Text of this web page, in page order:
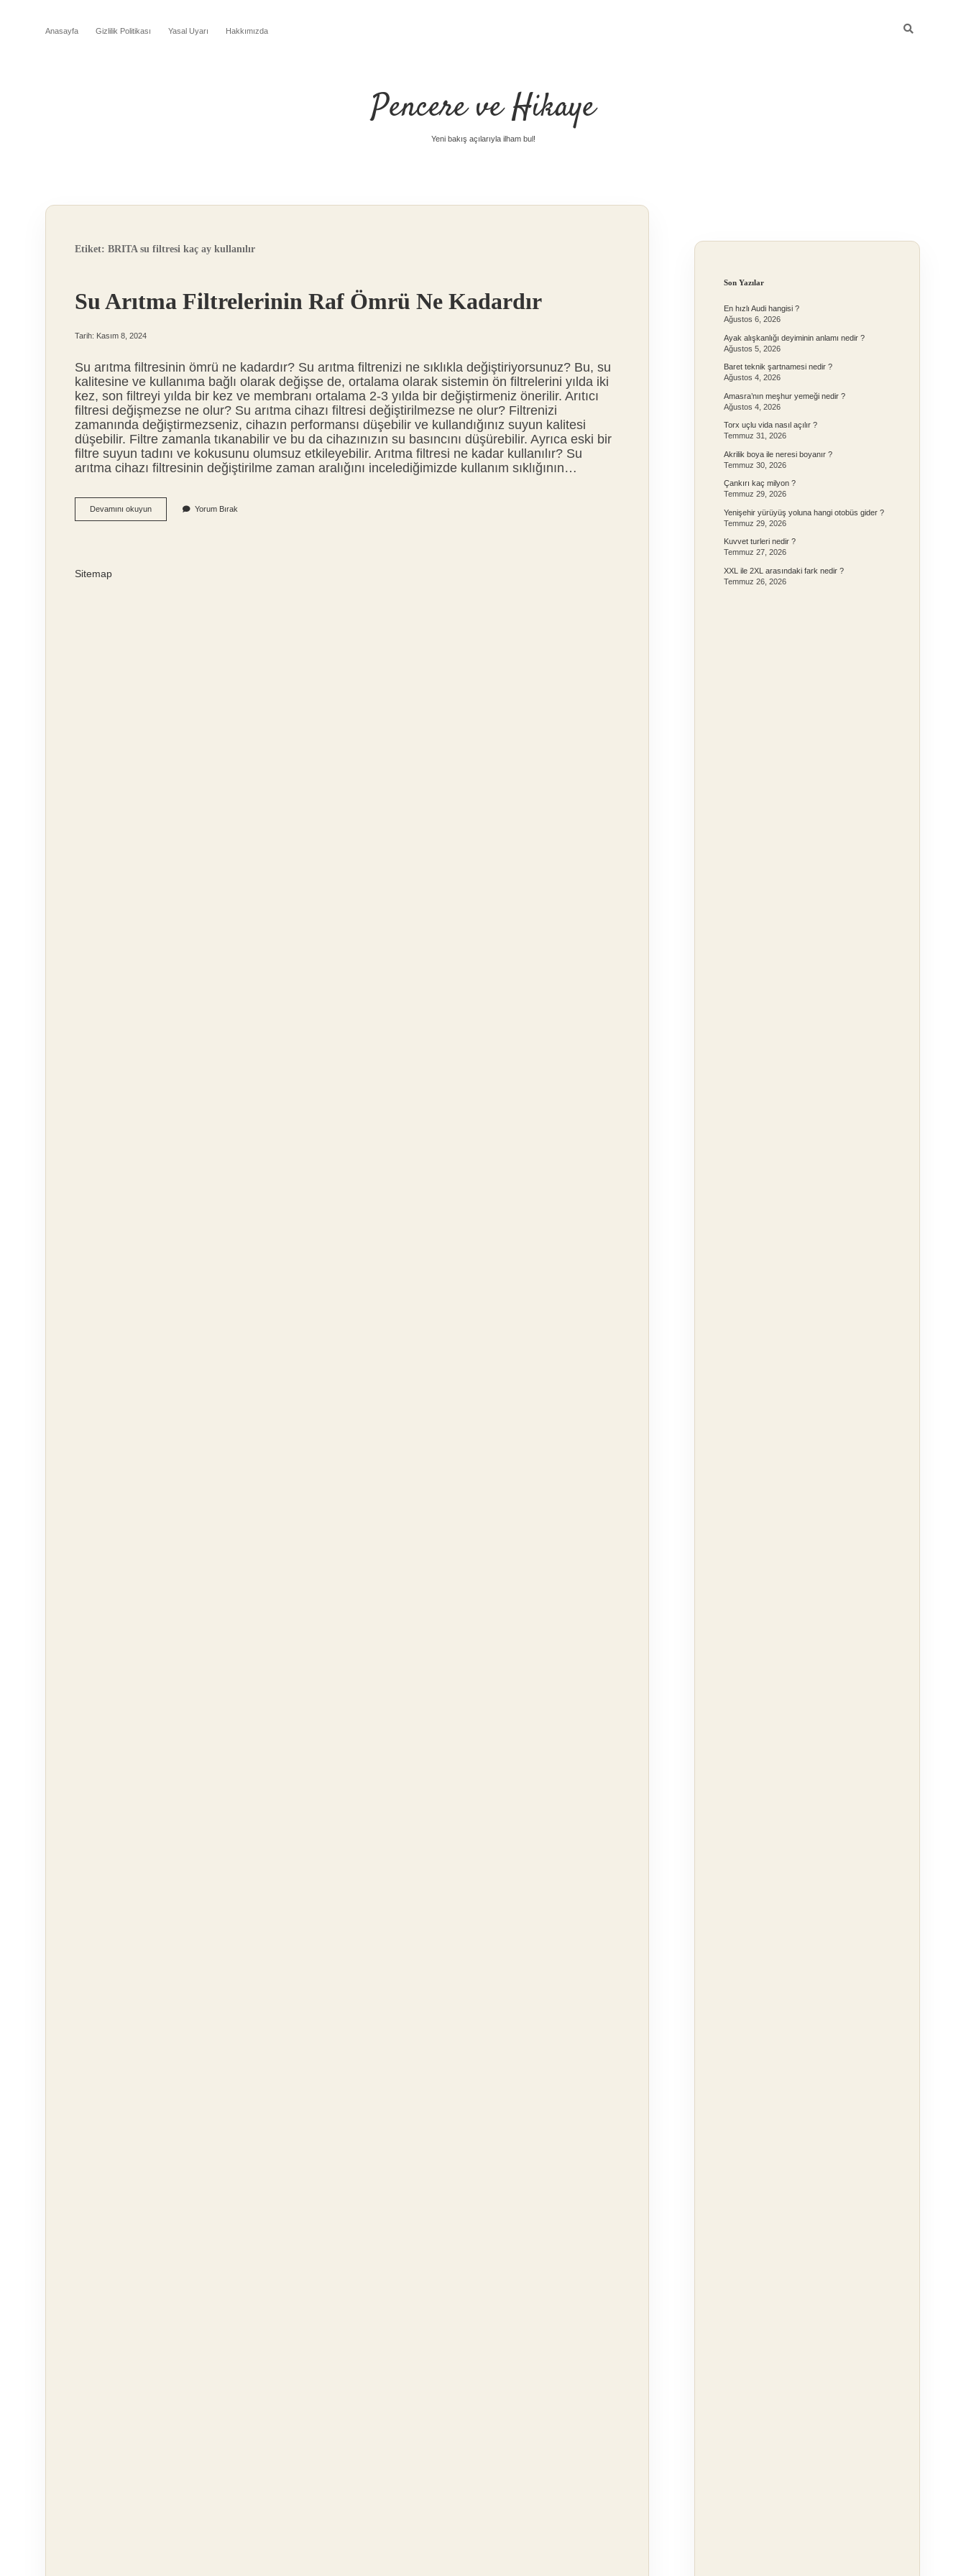
Anasayfa Gizlilik Politikası Yasal Uyarı Hakkımızda
Pencere ve Hikaye
Yeni bakış açılarıyla ilham bul!
Etiket: BRITA su filtresi kaç ay kullanılır
Su Arıtma Filtrelerinin Raf Ömrü Ne Kadardır
Tarih: Kasım 8, 2024
Su arıtma filtresinin ömrü ne kadardır? Su arıtma filtrenizi ne sıklıkla değiştiriyorsunuz? Bu, su
kalitesine ve kullanıma bağlı olarak değişse de, ortalama olarak sistemin ön filtrelerini yılda iki
kez, son filtreyi yılda bir kez ve membranı ortalama 2-3 yılda bir değiştirmeniz önerilir. Arıtıcı
filtresi değişmezse ne olur? Su arıtma cihazı filtresi değiştirilmezse ne olur? Filtrenizi
zamanında değiştirmezseniz, cihazın performansı düşebilir ve kullandığınız suyun kalitesi
düşebilir. Filtre zamanla tıkanabilir ve bu da cihazınızın su basıncını düşürebilir. Ayrıca eski bir
filtre suyun tadını ve kokusunu olumsuz etkileyebilir. Arıtma filtresi ne kadar kullanılır? Su
arıtma cihazı filtresinin değiştirilme zaman aralığını incelediğimizde kullanım sıklığının…
Devamını okuyunSu
Arıtma
Yorum Bırak
Sitemap
Son Yazılar
En hızlı Audi hangisi ?
Ağustos 6, 2026
Ayak alışkanlığı deyiminin anlamı nedir ?
Ağustos 5, 2026
Baret teknik şartnamesi nedir ?
Ağustos 4, 2026
Amasra’nın meşhur yemeği nedir ?
Ağustos 4, 2026
Torx uçlu vida nasıl açılır ?
Temmuz 31, 2026
Akrilik boya ile neresi boyanır ?
Temmuz 30, 2026
Çankırı kaç milyon ?
Temmuz 29, 2026
Yenişehir yürüyüş yoluna hangi otobüs gider ?
Temmuz 29, 2026
Kuvvet turleri nedir ?
Temmuz 27, 2026
XXL ile 2XL arasındaki fark nedir ?
Temmuz 26, 2026